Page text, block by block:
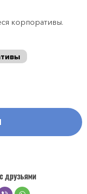
корпоративы.
друзьями